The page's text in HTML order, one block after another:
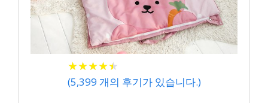
★★★★★
★★★★★
(5,399 개의 후기가 있습니다.)